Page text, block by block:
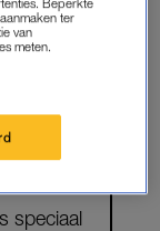
speciaal
Beperkte
ter
van
meten.